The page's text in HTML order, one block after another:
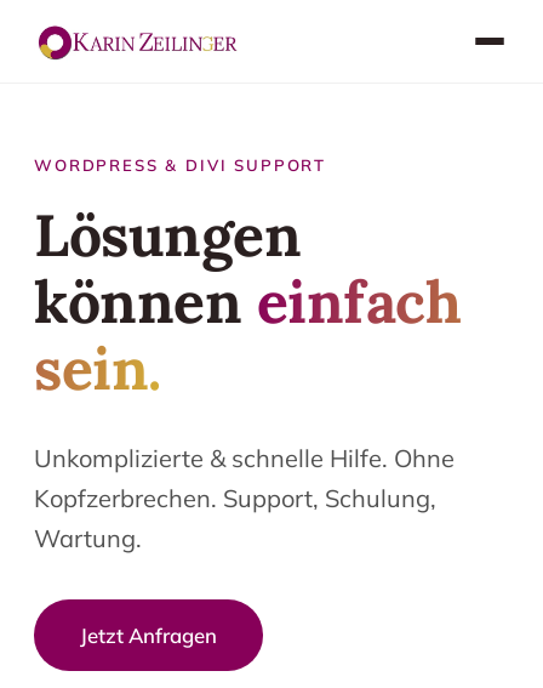
WORDPRESS & DIVI SUPPORT
Lösungen
können einfach
sein.
Unkomplizierte & schnelle Hilfe. Ohne
Kopfzerbrechen. Support, Schulung,
Wartung.
Jetzt Anfragen